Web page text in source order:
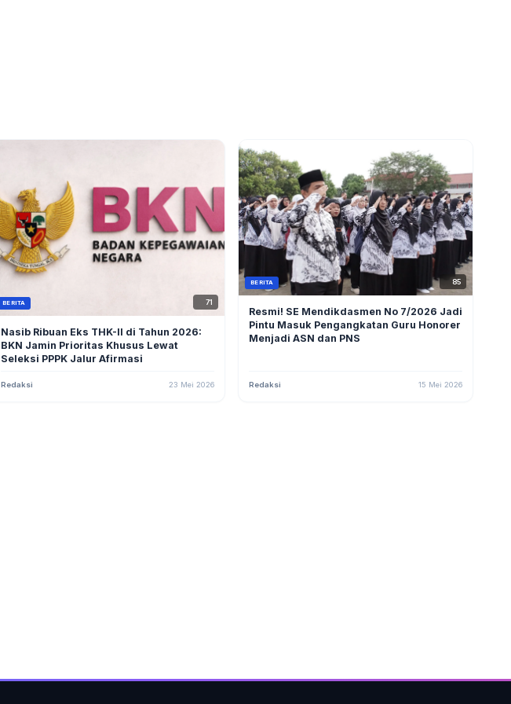
BERITA 71
Nasib Ribuan Eks THK-II di Tahun 2026:
BKN Jamin Prioritas Khusus Lewat
Seleksi PPPK Jalur Afirmasi
Redaksi 23 Mei 2026
BERITA 85
Resmi! SE Mendikdasmen No 7/2026 Jadi
Pintu Masuk Pengangkatan Guru Honorer
Menjadi ASN dan PNS
Redaksi 15 Mei 2026